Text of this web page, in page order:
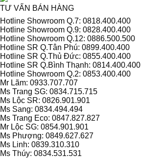
TƯ VẤN BÁN HÀNG
Hotline Showroom Q.7: 0818.400.400
Hotline Showroom Q.9: 0828.400.400
Hotline Showroom Q.12: 0886.500.500
Hotline SR Q.Tân Phú: 0899.400.400
Hotline SR Q.Thủ Đức: 0855.400.400
Hotline SR Q.Bình Thạnh: 0814.400.400
Hotline Showroom Q.2: 0853.400.400
Mr Lãm: 0933.707.707
Ms Trang SG: 0834.715.715
Ms Lộc SR: 0826.901.901
Ms Sang: 0834.494.494
Ms Trang Eco: 0847.827.827
Mr Lộc SG: 0854.901.901
Ms Phượng: 0849.627.627
Ms Linh: 0839.310.310
Ms Thúy: 0834.531.531